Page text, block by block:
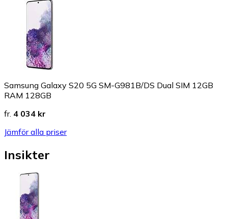
Samsung Galaxy S20 5G SM-G981B/DS Dual SIM 12GB
RAM 128GB
fr. 4 034 kr
Jämför alla priser
Insikter